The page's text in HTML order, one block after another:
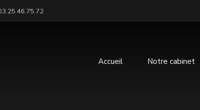
Accueil Notre cabinet